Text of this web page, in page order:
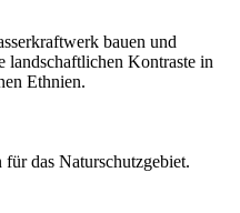
bauen und
landschaftlichen Kontraste in
Ethnien.
das Naturschutzgebiet.